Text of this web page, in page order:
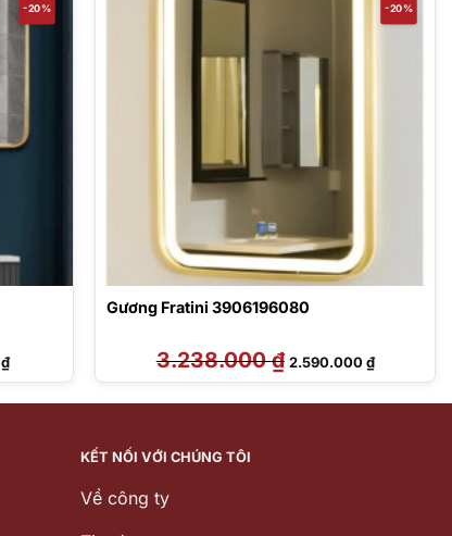
-20%
₫Giá
hiện
tại
1.620.000 ₫.
-20%
Gương Fratini 3906196080
3.238.000₫ Giá
gốc
là:
2.590.000₫Giá
hiện
tại
2.590.000
KẾT NỐI VỚI CHÚNG TÔI
Về công ty